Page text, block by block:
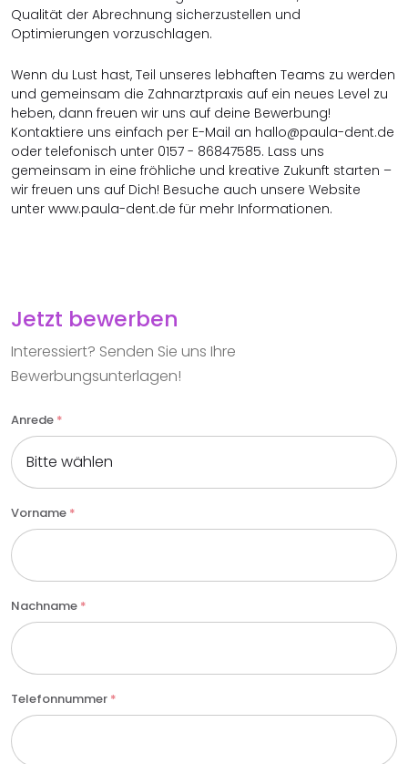
Qualität der Abrechnung sicherzustellen und
Optimierungen vorzuschlagen.
Wenn du Lust hast, Teil unseres lebhaften Teams zu werden
und gemeinsam die Zahnarztpraxis auf ein neues Level zu
heben, dann freuen wir uns auf deine Bewerbung!
Kontaktiere uns einfach per E-Mail an hallo@paula-dent.de
oder telefonisch unter 0157 - 86847585. Lass uns
gemeinsam in eine fröhliche und kreative Zukunft starten –
wir freuen uns auf Dich! Besuche auch unsere Website
unter www.paula-dent.de für mehr Informationen.
Jetzt bewerben
Interessiert? Senden Sie uns Ihre
Bewerbungsunterlagen!
Anrede *
Vorname *
Nachname *
Telefonnummer *